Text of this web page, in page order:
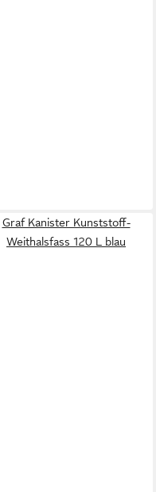
Graf Kanister Kunststoff-
Weithalsfass 120 L blau